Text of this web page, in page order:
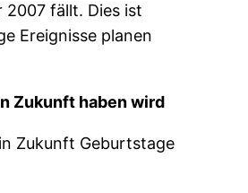
2007 fällt. Dies ist
Ereignisse planen
Zukunft haben wird
Zukunft Geburtstage